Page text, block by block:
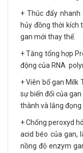
+ Thúc đẩy
hủy đồng thời kích
gan mới thay thế.
+ Tăng tổng hợp
động của RNA
+ Viên bổ gan Milk
sự biến đổi của
thành và lắng đọng
+ Chống peroxyd
acid béo của gan,
nồng độ enzym